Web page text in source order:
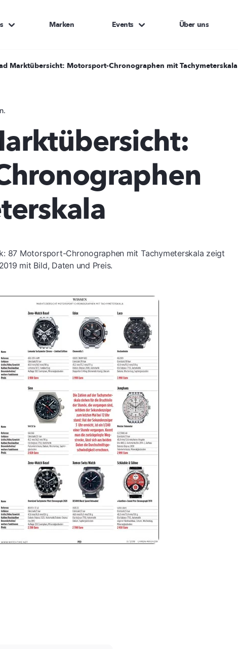
Marken Events Über uns
Marktübersicht: Motorsport-Chronographen mit Tachymeterskala
87 Motorsport-Chronographen mit Tachymeterskala zeigt
mit Bild, Daten und Preis.